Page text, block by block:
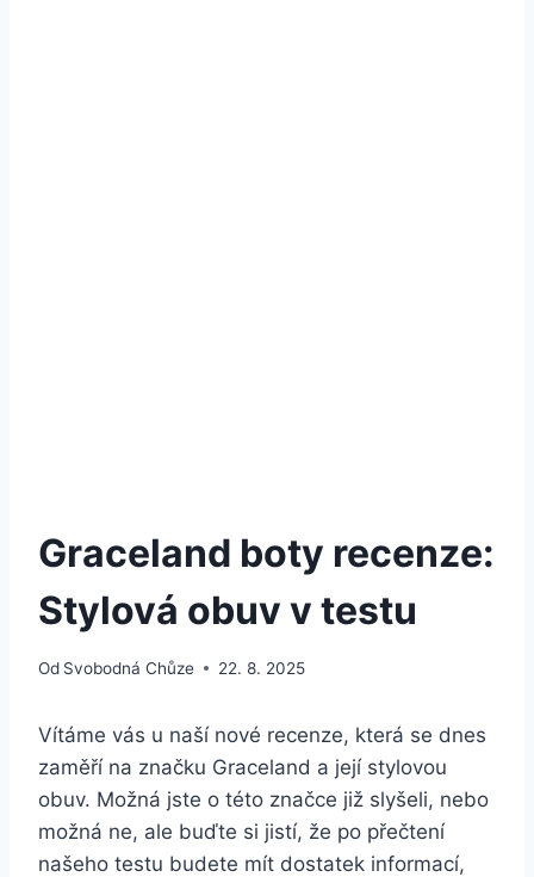
Graceland boty recenze:
Stylová obuv v testu
Od Svobodná Chůze 22. 8. 2025
Vítáme vás u naší nové recenze, která se‌ dnes
zaměří na značku Graceland‌ a její stylovou
obuv. Možná jste o této značce již slyšeli,⁢ nebo
možná ne, ale buďte si jistí, že po přečtení
našeho testu budete mít​ dostatek ‍informací,